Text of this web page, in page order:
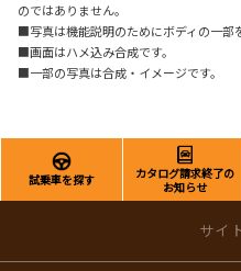
のではありません。
■写真は機能説明のためにボディの一部
■画面はハメ込み合成です。
■一部の写真は合成・イメージです。
試乗車を探す
カタログ請求終了の
お知らせ
サイ